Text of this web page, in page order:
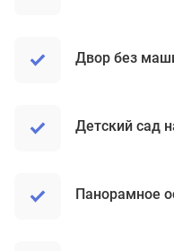
Двор без
Детский сад
Панорамное